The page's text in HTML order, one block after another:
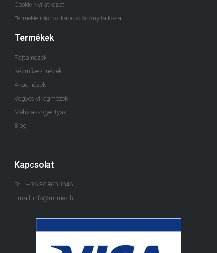
Cookie Nyilatkozat
Termékleíráshoz kapcsolódó nyilatkozat
Termékek
Fajtamézek
Kézműves mézek
Akácmézek
Vegyes virágmézek
Méhviasz gyertyák
Blog
Kapcsolat
Tel.: + 36 30 860 1046
Email: info@mrmez.hu